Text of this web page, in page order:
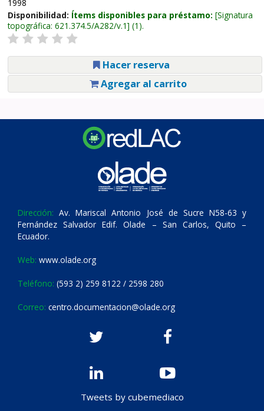
1998
Disponibilidad: Ítems disponibles para préstamo: Signatura
topográfica: 621.374.5/A282/v.1 (1).
Hacer reserva
Agregar al carrito
Dirección: Av. Mariscal Antonio José de Sucre N58-63 y
Fernández Salvador Edif. Olade – San Carlos, Quito –
Ecuador.
Web: www.olade.org
Teléfono: (593 2) 259 8122 / 2598 280
Correo: centro.documentacion@olade.org
Tweets by cubemediaco